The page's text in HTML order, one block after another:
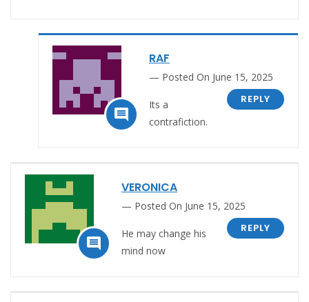

RAF
Posted On June 15, 2025
REPLY
Its a
contrafiction.

VERONICA
Posted On June 15, 2025
REPLY
He may change his
mind now